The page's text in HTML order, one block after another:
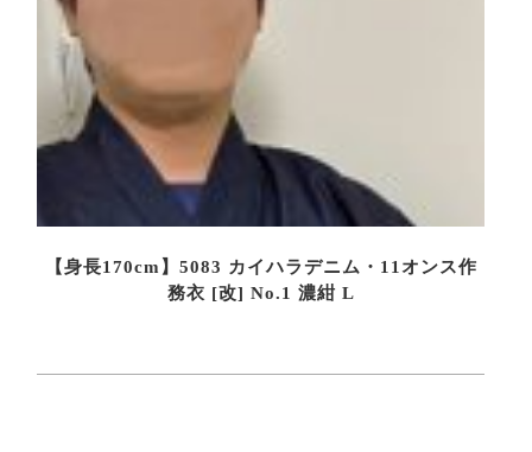
【身長170cm】5083 カイハラデニム・11オンス作
務衣 [改] No.1 濃紺 L